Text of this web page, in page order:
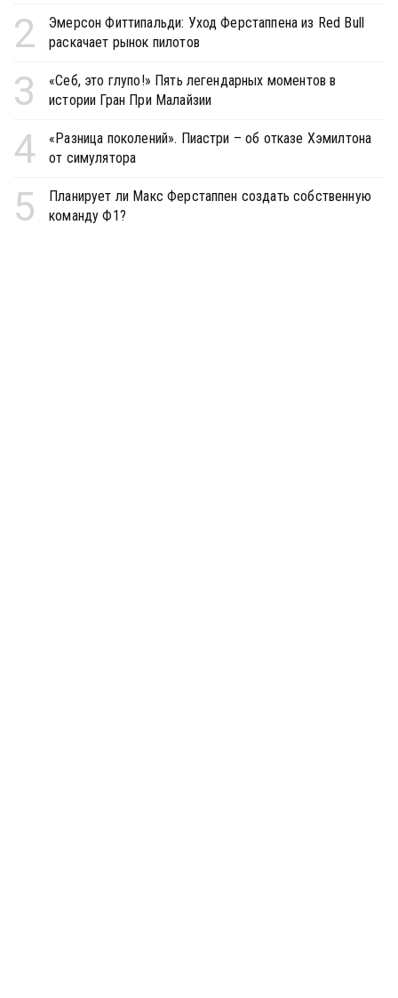
2
Эмерсон Фиттипальди: Уход Ферстаппена из Red Bull
раскачает рынок пилотов
3
«Себ, это глупо!» Пять легендарных моментов в
истории Гран При Малайзии
4
«Разница поколений». Пиастри – об отказе Хэмилтона
от симулятора
5
Планирует ли Макс Ферстаппен создать собственную
команду Ф1?